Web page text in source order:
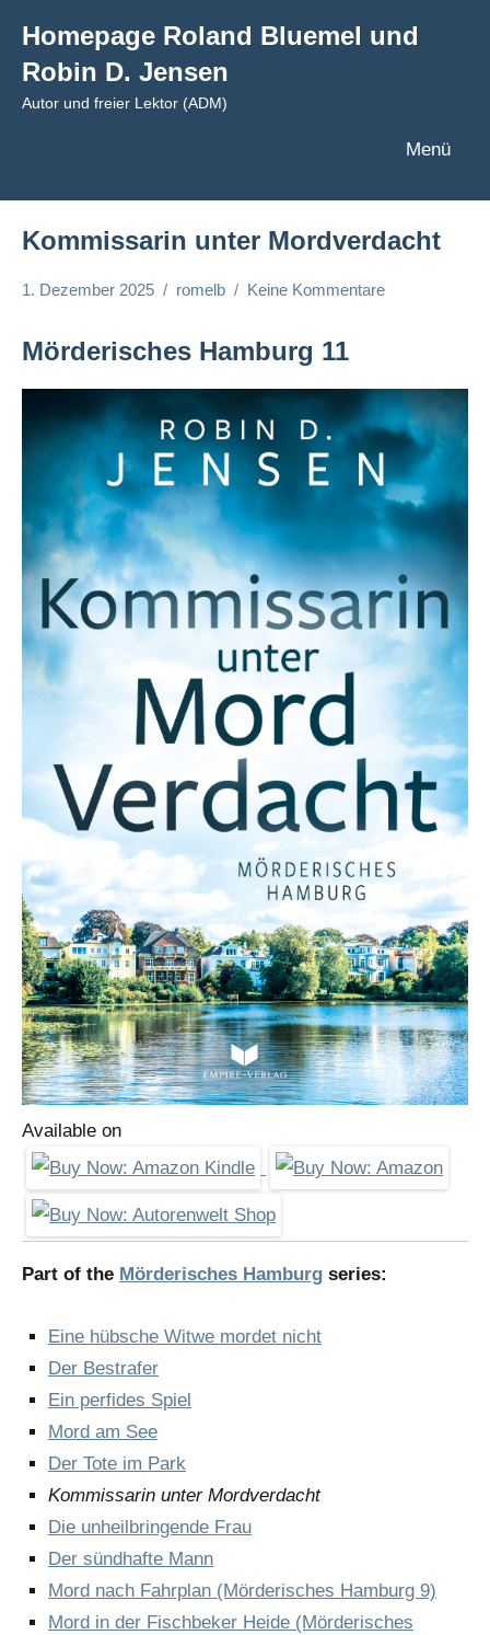
Inhalt
springen
Homepage Roland Bluemel und
Robin D. Jensen
Autor und freier Lektor (ADM)
Menü
Kommissarin unter Mordverdacht
1. Dezember 2025 romelb Keine Kommentare
Mörderisches Hamburg 11
Available on
Part of the Mörderisches Hamburg series:
Eine hübsche Witwe mordet nicht
Der Bestrafer
Ein perfides Spiel
Mord am See
Der Tote im Park
Kommissarin unter Mordverdacht
Die unheilbringende Frau
Der sündhafte Mann
Mord nach Fahrplan (Mörderisches Hamburg 9)
Mord in der Fischbeker Heide (Mörderisches